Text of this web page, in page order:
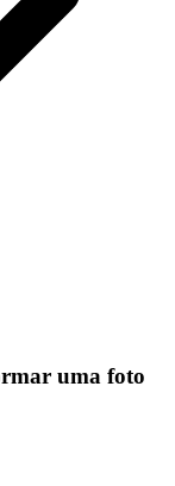
uma foto